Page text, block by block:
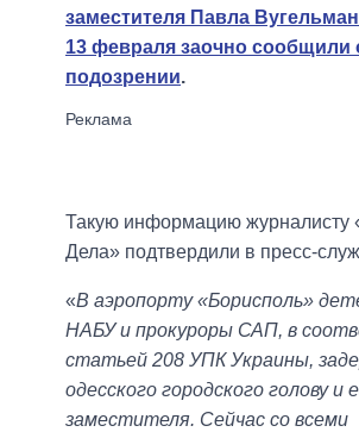
заместителя Павла
13 февраля заочно сообщили
подозрении.
Такую информацию журналисту
Дела» подтвердили в пресс-
«В аэропорту «Борисполь»
НАБУ и прокуроры САП, в
статьей 208 УПК Украины,
одесского городского голову и
заместителя. Сейчас со всеми